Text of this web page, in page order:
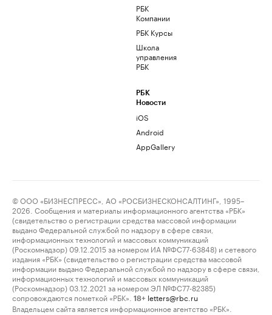
РБК
Компании
РБК Курсы
Школа
управления
РБК
РБК
Новости
iOS
Android
AppGallery
© ООО «БИЗНЕСПРЕСС», АО «РОСБИЗНЕСКОНСАЛТИНГ», 1995–
2026. Сообщения и материалы информационного агентства «РБК»
(свидетельство о регистрации средства массовой информации
выдано Федеральной службой по надзору в сфере связи,
информационных технологий и массовых коммуникаций
(Роскомнадзор) 09.12.2015 за номером ИА №ФС77-63848) и сетевого
издания «РБК» (свидетельство о регистрации средства массовой
информации выдано Федеральной службой по надзору в сфере связи,
информационных технологий и массовых коммуникаций
(Роскомнадзор) 03.12.2021 за номером ЭЛ №ФС77-82385)
сопровождаются пометкой «РБК».
18+ letters@rbc.ru
Владельцем сайта является информационное агентство «РБК».